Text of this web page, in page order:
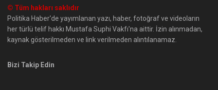
© Tüm hakları saklıdır
Politika Haber'de yayımlanan yazı, haber, fotoğraf ve videoların
her türlü telif hakkı Mustafa Suphi Vakfı'na aittir. İzin alınmadan,
kaynak gösterilmeden ve link verilmeden alıntılanamaz.
Bizi Takip Edin